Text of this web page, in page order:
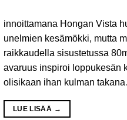
innoittamana Hongan Vista
unelmien kesämökki, mutta
raikkaudella sisustetussa
avaruus inspiroi loppukesän
olisikaan ihan kulman
LUE LISÄÄ →